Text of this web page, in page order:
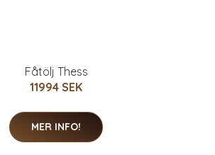
Fåtölj Thess
11994 SEK
MER INFO!